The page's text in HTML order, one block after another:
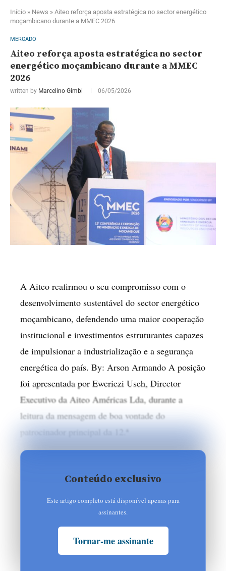
Início » News » Aiteo reforça aposta estratégica no sector energético
moçambicano durante a MMEC 2026
MERCADO
Aiteo reforça aposta estratégica no sector
energético moçambicano durante a MMEC
2026
written by Marcelino Gimbi 06/05/2026
A Aiteo reafirmou o seu compromisso com o
desenvolvimento sustentável do sector energético
moçambicano, defendendo uma maior cooperação
institucional e investimentos estruturantes capazes
de impulsionar a industrialização e a segurança
energética do país. By: Arson Armando A posição
foi apresentada por Eweriezi Useh, Director
Executivo da Aiteo Américas Lda, durante a
leitura da mensagem de boa vontade do
patrocinador principal da 12.ª
Conteúdo exclusivo
Este artigo completo está disponível apenas para
assinantes.
Tornar-me assinante